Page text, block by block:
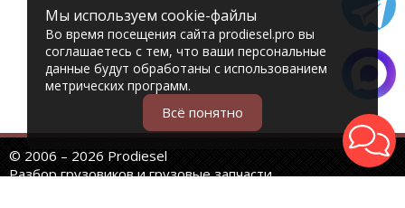
© 2006 – 2026 Prodiesel
Разбор грузовиков и грузовые запчасти
Мы используем cookie-файлы
Во время посещения сайта prodiesel.pro вы
соглашаетесь с тем, что ваши персональные
данные будут обработаны с использованием
метрических программ.
Всё понятно